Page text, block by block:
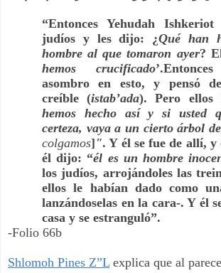
“Entonces Yehudah
judíos y les dijo: ¿Qué han
hombre al que tomaron ayer?
hemos crucificado
asombro en esto, y pensó
creíble (istab’ada). Pero
hemos hecho así y si usted
certeza, vaya a un cierto árbol
colgamos] ". Y él se fue de allí,
él dijo: “él es un hombre
los judíos, arrojándoles las
ellos le habían dado como
lanzándoselas en la cara-. Y él
casa y se estranguló”.
-Folio 66b
Shlomoh Pines Z”L explica que al